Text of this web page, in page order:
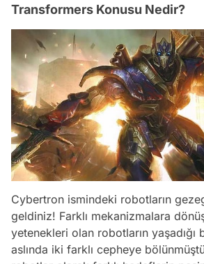
Transformers Konusu Nedir?
Cybertron ismindeki robotların
geldiniz! Farklı mekanizmalara
yetenekleri olan robotların yaşadığı
aslında iki farklı cepheye